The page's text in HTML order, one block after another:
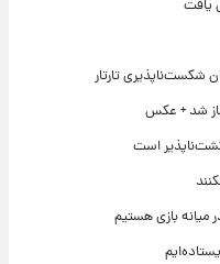
یافت
شکست‌ناپذیری تارتار
شد + عکس
است
میانه بازی هستیم